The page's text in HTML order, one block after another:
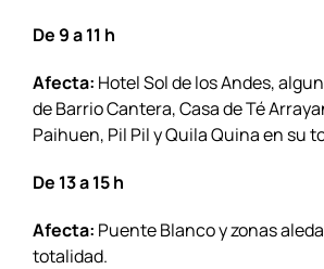
De 9 a 11 h
Afecta: Hotel Sol de los Andes,
de Barrio Cantera, Casa de Té
Paihuen, Pil Pil y Quila Quina en su
De 13 a 15 h
Afecta: Puente Blanco y zonas
totalidad.